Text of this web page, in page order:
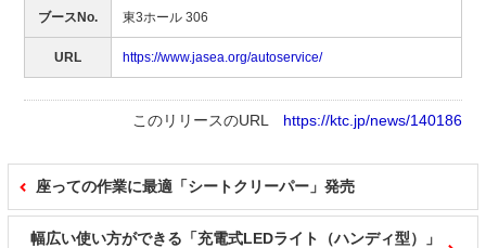
ブースNo. 東3ホール 306
URL https://www.jasea.org/autoservice/
このリリースのURL https://ktc.jp/news/140186
座っての作業に最適「シートクリーパー」発売
幅広い使い方ができる「充電式LEDライト（ハンディ型）」